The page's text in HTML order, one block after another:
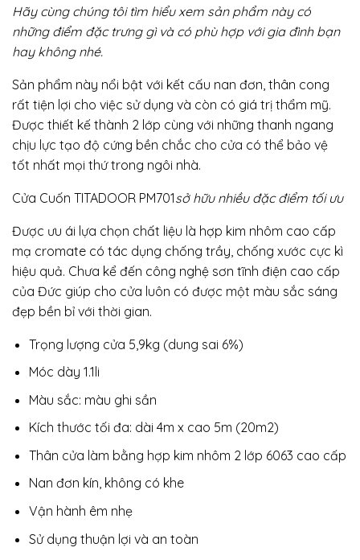
Hãy cùng chúng tôi tìm hiểu xem sản phẩm này có
những điểm đặc trưng gì và có phù hợp với gia đình bạn
hay không nhé.
Sản phẩm này nổi bật với kết cấu nan đơn, thân cong
rất tiện lợi cho việc sử dụng và còn có giá trị thẩm mỹ.
Được thiết kế thành 2 lớp cùng với những thanh ngang
chịu lực tạo độ cứng bền chắc cho cửa có thể bảo vệ
tốt nhất mọi thứ trong ngôi nhà.
Cửa Cuốn TITADOOR PM701sở hữu nhiều đặc điểm tối ưu
Được ưu ái lựa chọn chất liệu là hợp kim nhôm cao cấp
mạ cromate có tác dụng chống trầy, chống xước cực kì
hiệu quả. Chưa kể đến công nghệ sơn tĩnh điện cao cấp
của Đức giúp cho cửa luôn có được một màu sắc sáng
đẹp bền bỉ với thời gian.
Trọng lượng cửa 5,9kg (dung sai 6%)
Móc dày 1.1li
Màu sắc: màu ghi sần
Kích thước tối đa: dài 4m x cao 5m (20m2)
Thân cửa làm bằng hợp kim nhôm 2 lớp 6063 cao cấp
Nan đơn kín, không có khe
Vận hành êm nhẹ
Sử dụng thuận lợi và an toàn